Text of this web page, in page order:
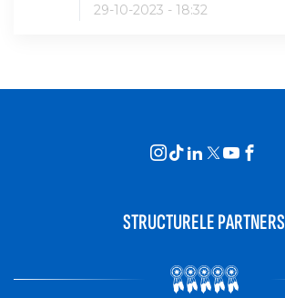
29-10-2023 - 18:32
STRUCTURELE PARTNERS